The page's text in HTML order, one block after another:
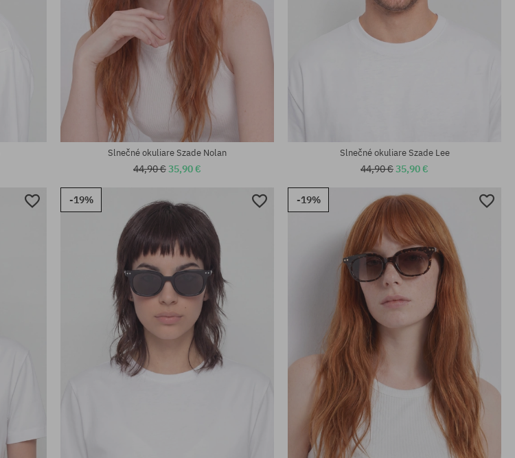
Slnečné okuliare Szade Nolan
44,90 €35,90 €
Slnečné okuliare Szade Lee
44,90 €35,90 €
-19% -19%